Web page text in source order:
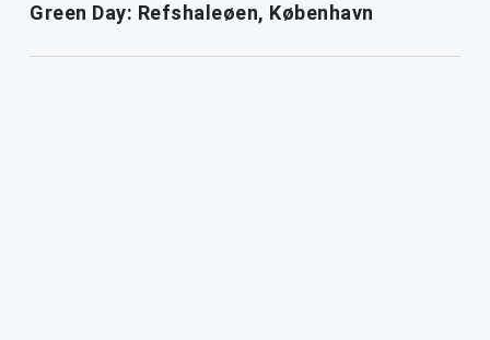
Green Day: Refshaleøen, København